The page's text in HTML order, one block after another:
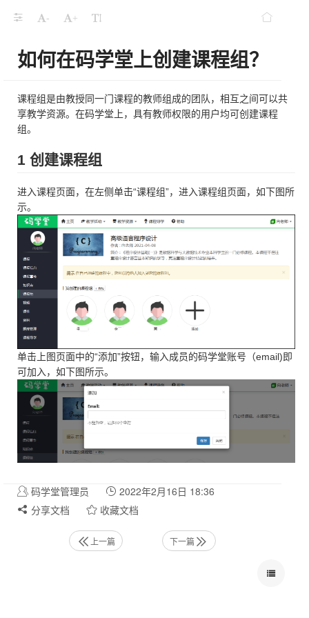
- +
如何在码学堂上创建课程组？
课程组是由教授同一门课程的教师组成的团队，相互之间可以共
享教学资源。在码学堂上，具有教师权限的用户均可创建课程
组。
1 创建课程组
进入课程页面，在左侧单击“课程组”，进入课程组页面，如下图所
示。
单击上图页面中的“添加”按钮，输入成员的码学堂账号（email)即
可加入，如下图所示。
码学堂管理员
2022年2月16日 18:36
分享文档
收藏文档
上一篇 下一篇